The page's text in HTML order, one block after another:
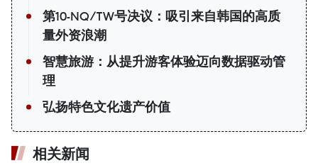
第10-NQ/TW号决议：吸引来自韩国的高质
量外资浪潮
智慧旅游：从提升游客体验迈向数据驱动管
理
弘扬特色文化遗产价值
相关新闻